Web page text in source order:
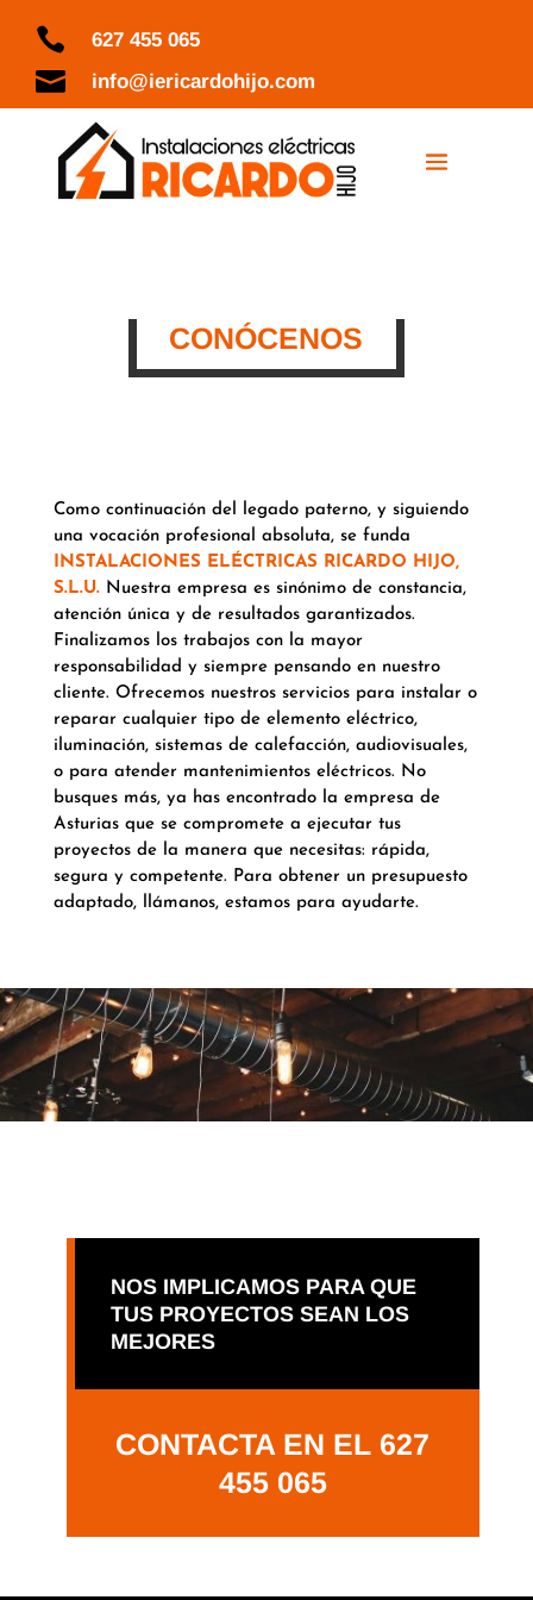
 627 455 065
 info@iericardohijo.com
CONÓCENOS
Como continuación del legado paterno, y siguiendo
una vocación profesional absoluta, se funda
INSTALACIONES ELÉCTRICAS RICARDO HIJO,
S.L.U.Nuestra empresa es sinónimo de constancia,
atención única y de resultados garantizados.
Finalizamos los trabajos con la mayor
responsabilidad y siempre pensando en nuestro
cliente. Ofrecemos nuestros servicios para instalar o
reparar cualquier tipo de elemento eléctrico,
iluminación, sistemas de calefacción, audiovisuales,
o para atender mantenimientos eléctricos. No
busques más, ya has encontrado la empresa de
Asturias que se compromete a ejecutar tus
proyectos de la manera que necesitas: rápida,
segura y competente. Para obtener un presupuesto
adaptado, llámanos, estamos para ayudarte.
NOS IMPLICAMOS PARA QUE
TUS PROYECTOS SEAN LOS
MEJORES
CONTACTA EN EL 627
455 065